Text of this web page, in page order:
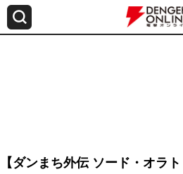
【ダンまち外伝 ソード・オラ